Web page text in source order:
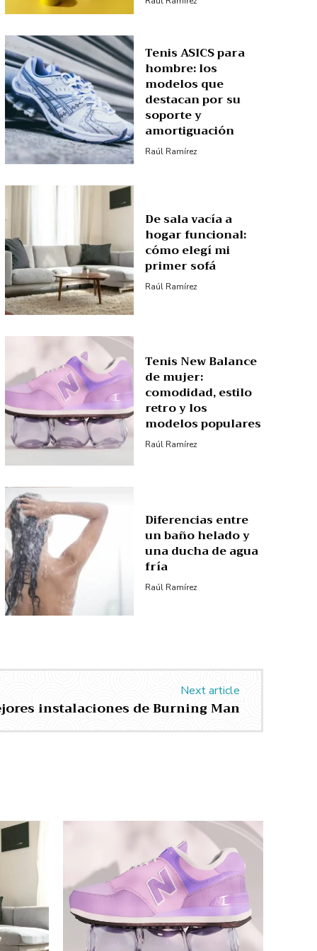
Tenis ASICS para
hombre: los
modelos que
destacan por su
soporte y
amortiguación
Raúl Ramírez
De sala vacía a
hogar funcional:
cómo elegí mi
primer sofá
Raúl Ramírez
Tenis New Balance
de mujer:
comodidad, estilo
retro y los
modelos populares
Raúl Ramírez
Diferencias entre
un baño helado y
una ducha de agua
fría
Raúl Ramírez
Next article
instalaciones de Burning Man